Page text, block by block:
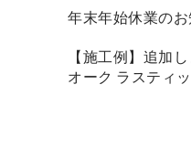
年末年始休業の
【施工例】追加
オーク ラスティ